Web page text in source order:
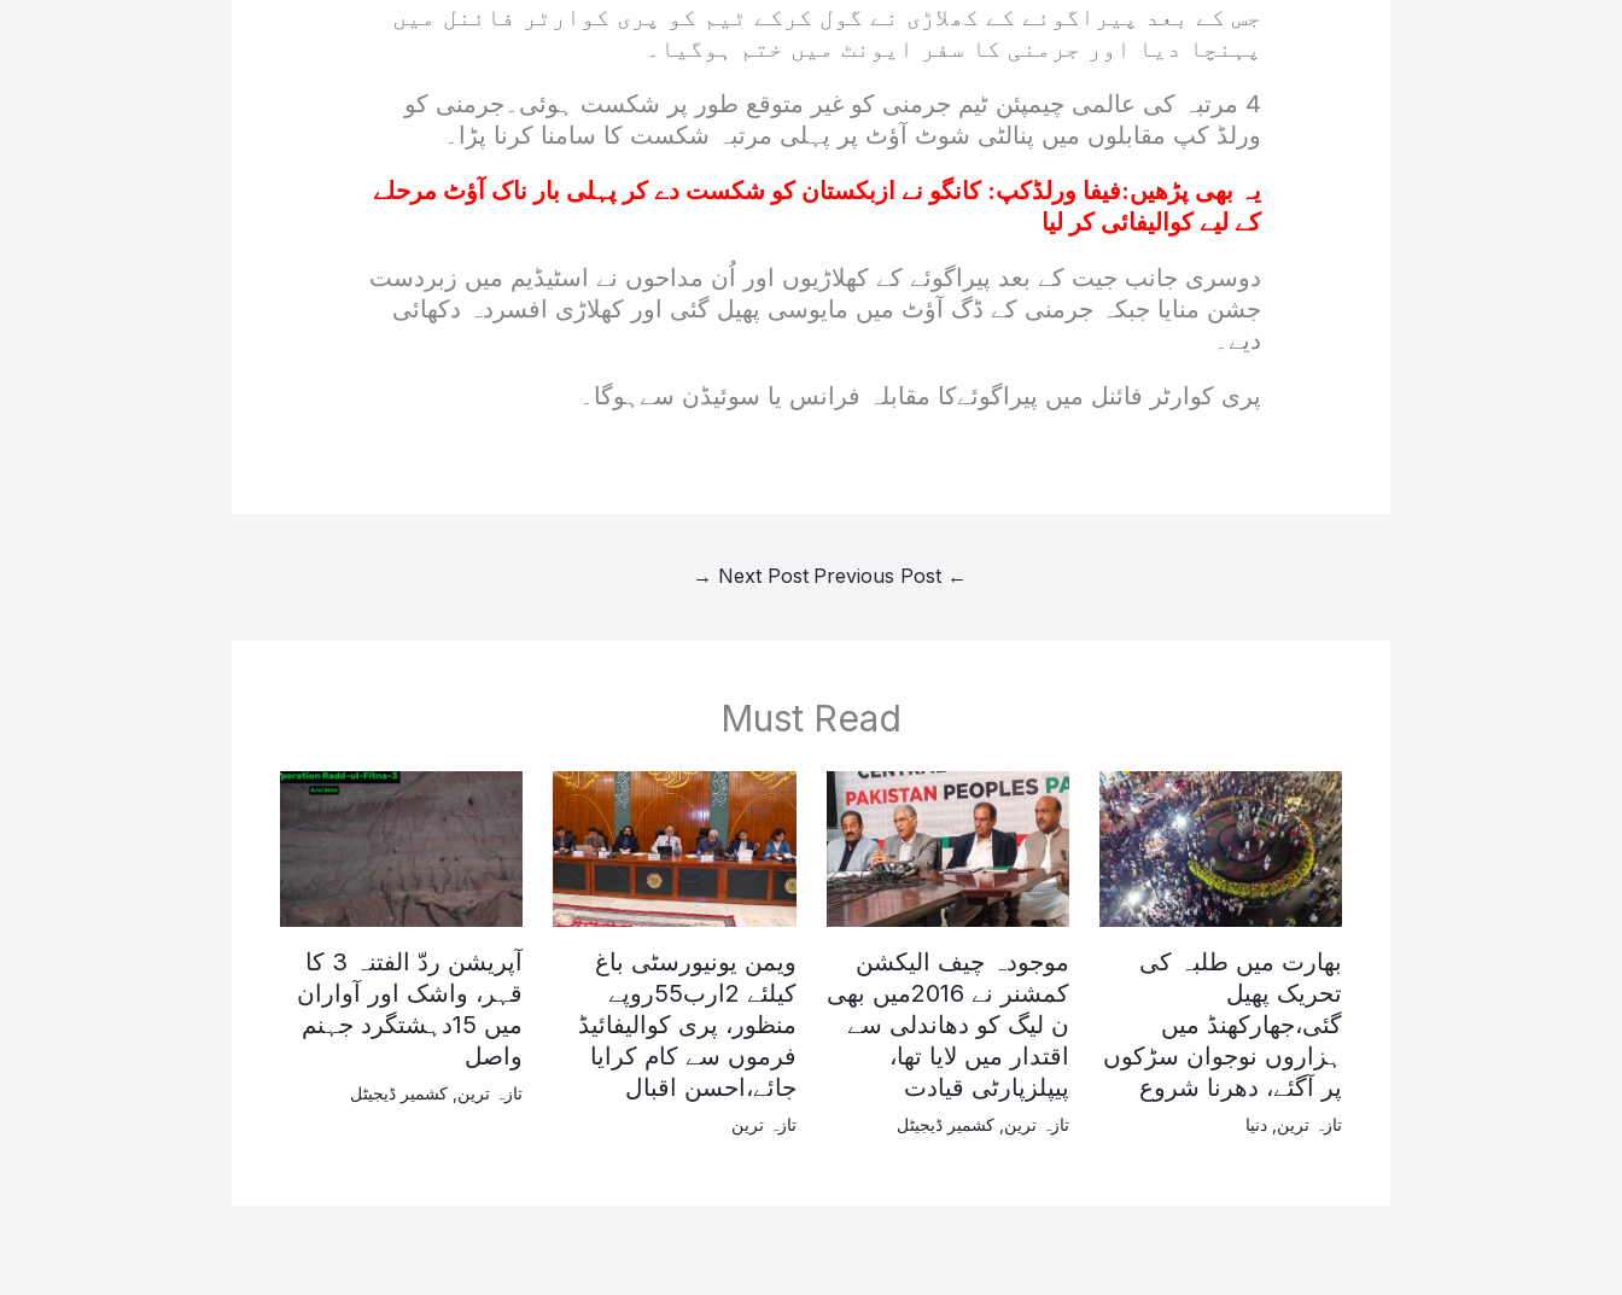
جس کے بعد پیراگوئے کے کھلاڑی نے گول کرکے ٹیم کو پری کوارٹر فائنل میں
پہنچا دیا اور جرمنی کا سفر ایونٹ میں ختم ہوگیا۔
4 مرتبہ کی عالمی چیمپئن ٹیم جرمنی کو غیر متوقع طور پر شکست ہوئی۔جرمنی کو
ورلڈ کپ مقابلوں میں پنالٹی شوٹ آؤٹ پر پہلی مرتبہ شکست کا سامنا کرنا پڑا۔
یہ بھی پڑھیں:فیفا ورلڈکپ: کانگو نے ازبکستان کو شکست دے کر پہلی بار ناک آؤٹ مرحلے
کے لیے کوالیفائی کر لیا
دوسری جانب جیت کے بعد پیراگوئے کے کھلاڑیوں اور اُن مداحوں نے اسٹیڈیم میں زبردست
جشن منایا جبکہ جرمنی کے ڈگ آؤٹ میں مایوسی پھیل گئی اور کھلاڑی افسردہ دکھائی
دیے۔
پری کوارٹر فائنل میں پیراگوئےکا مقابلہ فرانس یا سوئیڈن سےہوگا۔
←
Next Post
→
Must Read
بھارت میں طلبہ کی
تحریک پھیل
گئی،جھارکھنڈ میں
ہزاروں نوجوان سڑکوں
پر آگئے، دھرنا شروع
تازہ ترین دنیا
موجودہ چیف الیکشن
کمشنر نے 2016میں بھی
ن لیگ کو دھاندلی سے
اقتدار میں لایا تھا،
پیپلزپارٹی قیادت
تازہ ترین ,کشمیر ڈیجیٹل
ویمن یونیورسٹی باغ
کیلئے 2ارب55روپے
منظور، پری کوالیفائیڈ
فرموں سے کام کرایا
جائے،احسن اقبال
تازہ ترین
آپریشن ردّ الفتنہ 3 کا
قہر، واشک اور آواران
میں 15دہشتگرد جہنم
واصل
تازہ ترین کشمیر ڈیجیٹل